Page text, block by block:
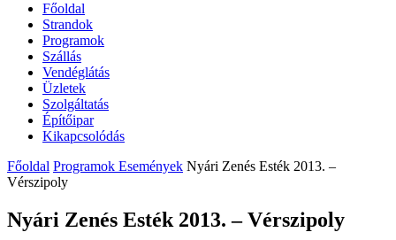
Főoldal
Strandok
Programok
Szállás
Vendéglátás
Üzletek
Szolgáltatás
Építőipar
Kikapcsolódás
Főoldal Programok Események Nyári Zenés Esték 2013. –
Vérszipoly
Nyári Zenés Esték 2013. – Vérszipoly